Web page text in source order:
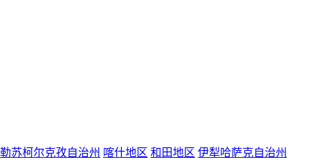
苏柯尔克孜自治州 喀什地区 和田地区 伊犁哈萨克自治州